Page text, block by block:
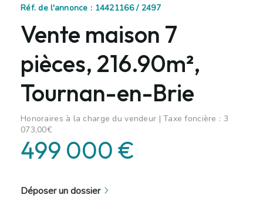
Réf. de l'annonce : 14421166 / 2497
Vente maison 7
pièces, 216.90m²,
Tournan-en-Brie
Honoraires à la charge du vendeur | Taxe foncière : 3
073,00€
499 000 €
Déposer un dossier